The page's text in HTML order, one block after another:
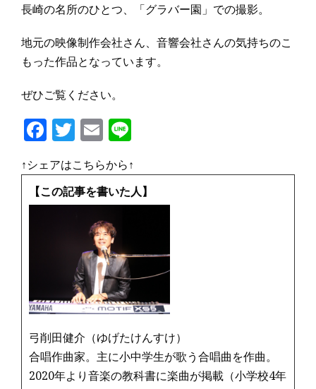
長崎の名所のひとつ、「グラバー園」での撮影。
地元の映像制作会社さん、音響会社さんの気持ちのこ
もった作品となっています。
ぜひご覧ください。
F
c
e
T
w
it
te
E
m
ai
l
e
↑シェアはこちらから↑
【この記事を書いた人】
弓削田健介（ゆげたけんすけ）
合唱作曲家。主に小中学生が歌う合唱曲を作曲。
2020年より音楽の教科書に楽曲が掲載（小学校4年